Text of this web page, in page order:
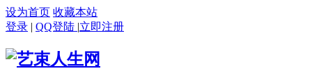
设为首页 收藏本站
登录 | QQ登陆 |立即注册